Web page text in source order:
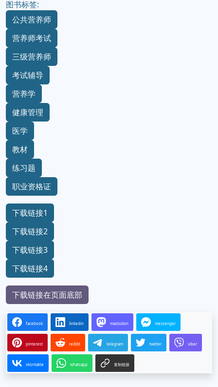
图书标签:
公共营养师
营养师考试
三级营养师
考试辅导
营养学
健康管理
医学
教材
练习题
职业资格证
下载链接1
下载链接2
下载链接3
下载链接4
下载链接在页面底部
facebook linkedin mastodon messenger
pinterest reddit telegram twitter viber
vkontakte whatsapp 复制链接